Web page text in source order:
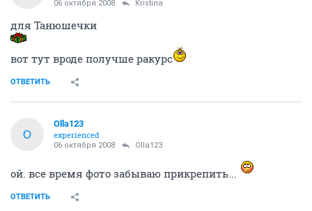
06 октября 2008 Kristina
для Танюшечки
вот тут вроде получше ракурс
ОТВЕТИТЬ
O
Olla123
experienced
06 октября 2008 Olla123
ой. все время фото забываю прикрепить...
ОТВЕТИТЬ